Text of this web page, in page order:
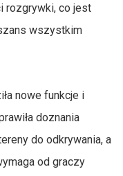
rozgrywki, co jest
wszystkim
nowe funkcje i
doznania
do odkrywania, a
od graczy